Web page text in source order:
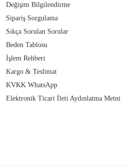
Değişim Bilgilendirme
Sipariş Sorgulama
Sıkça Sorulan Sorular
Beden Tablosu
İşlem Rehberi
Kargo & Teslimat
KVKK WhatsApp
Elektronik Ticari İleti Aydınlatma Metni